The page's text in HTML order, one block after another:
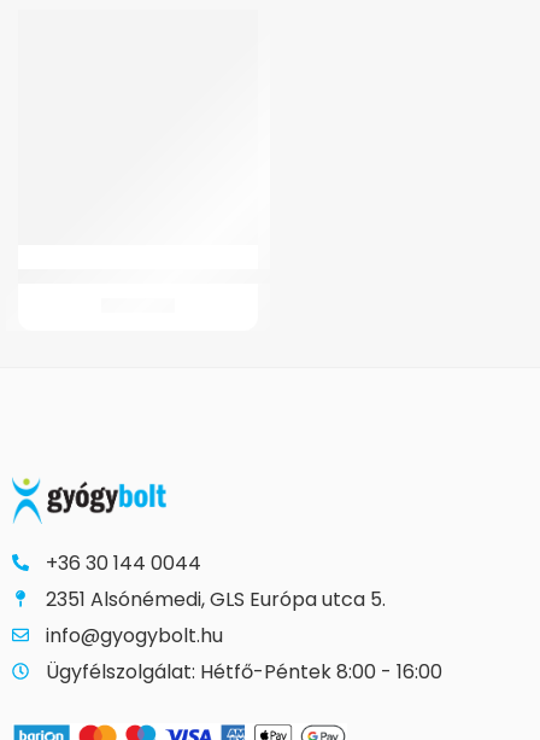
+36 30 144 0044
2351 Alsónémedi, GLS Európa utca 5.
info@gyogybolt.hu
Ügyfélszolgálat: Hétfő-Péntek 8:00 - 16:00